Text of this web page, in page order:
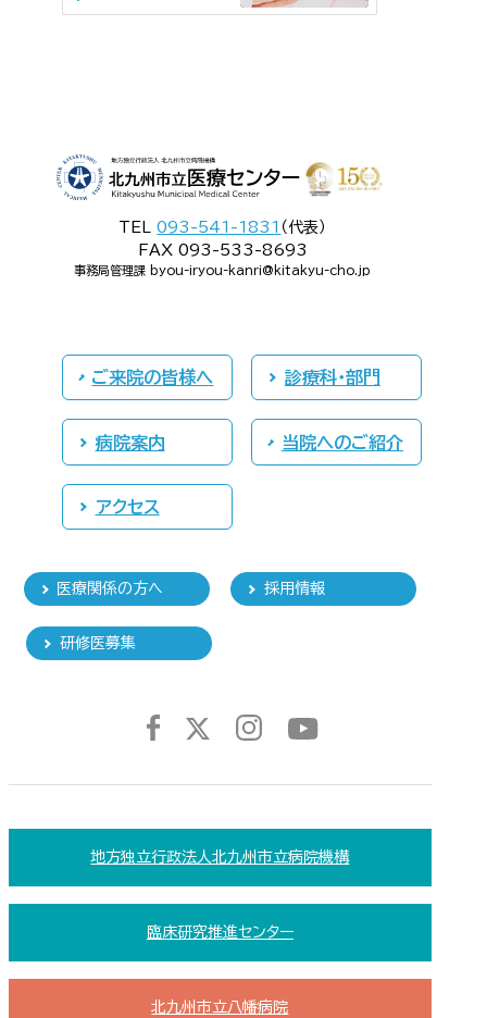
TEL093-541-1831 （代表）
FAX 093-533-8693
事務局管理課 byou-iryou-kanri@kitakyu-cho.jp
ご来院の皆様へ 診療科・部門
病院案内 当院へのご紹介
アクセス
医療関係の方へ 採用情報
研修医募集
地方独立行政法人北九州市立病院機構
臨床研究推進センター
北九州市立八幡病院